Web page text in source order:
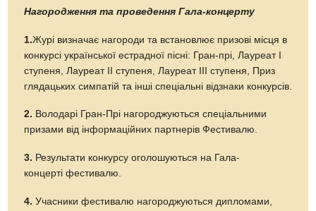
Нагородження та проведення Гала-концерту
1.Журі визначає нагороди та встановлює призові місця в
конкурсі української естрадної пісні: Гран-прі, Лауреат І
ступеня, Лауреат ІІ ступеня, Лауреат ІІІ ступеня, Приз
глядацьких симпатій та інші спеціальні відзнаки конкурсів.
2. Володарі Гран-Прі нагороджуються спеціальними
призами від інформаційних партнерів Фестивалю.
3. Результати конкурсу оголошуються на Гала-
концерті фестивалю.
4. Учасники фестивалю нагороджуються дипломами,